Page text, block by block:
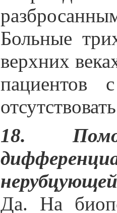
Больные
верхних
пациентов
18.
Да. На